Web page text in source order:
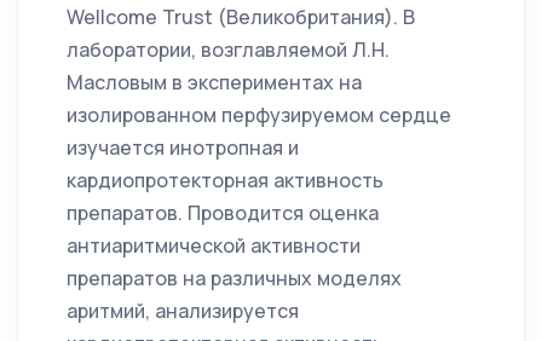
Wellcome Trust (Великобритания). В
лаборатории, возглавляемой Л.Н.
Масловым в экспериментах на
изолированном перфузируемом сердце
изучается инотропная и
кардиопротекторная активность
препаратов. Проводится оценка
антиаритмической активности
препаратов на различных моделях
аритмий, анализируется